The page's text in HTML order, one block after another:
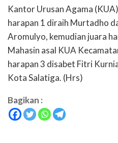
Kantor Urusan Agama
harapan 1 diraih Murtadho
Aromulyo, kemudian juara
Mahasin asal KUA
harapan 3 disabet Fitri
Kota Salatiga. (Hrs)
Bagikan :